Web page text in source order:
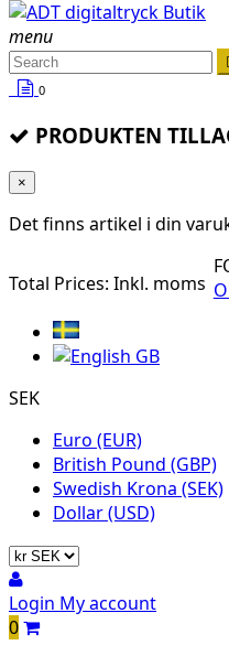
menu
0
PRODUKTEN
×
Det finns artikel i din
Total Prices: Inkl. moms
SEK
Euro (EUR)
British Pound (GBP)
Swedish Krona (SEK)
Dollar (USD)
Login My account
0